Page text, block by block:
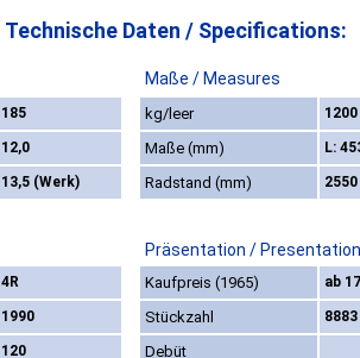
Technische Daten / Specifications:
Maße / Measures
185 kg/leer 1200
12,0 Maße (mm) L:
13,5 (Werk) Radstand (mm) 2550
Präsentation / Presentation
4R Kaufpreis (1965) ab
1990 Stückzahl 8883
120
Debüt